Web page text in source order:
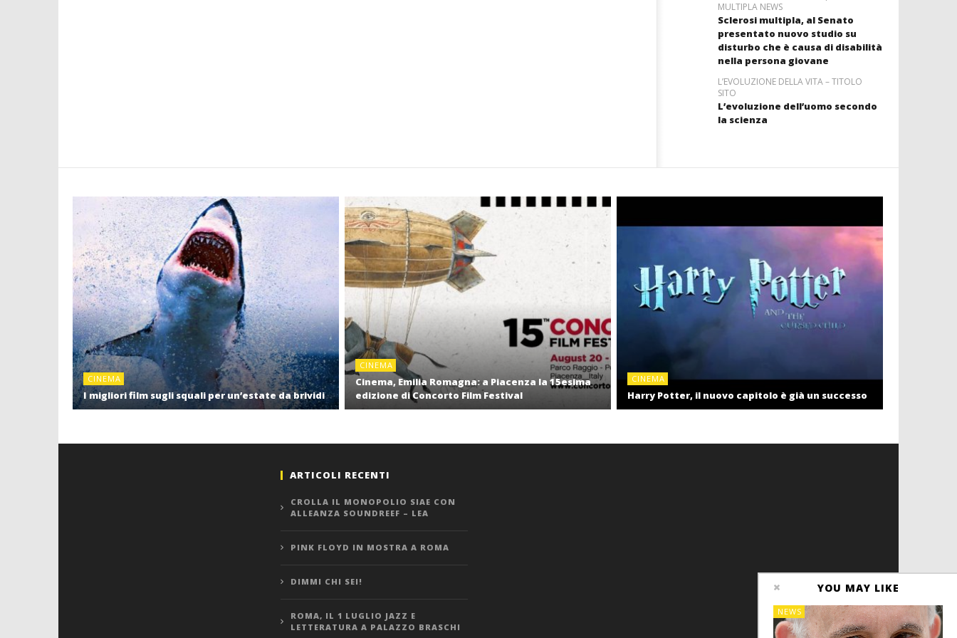
MULTIPLA NEWS
Sclerosi multipla, al Senato
presentato nuovo studio su
disturbo che è causa di disabilità
nella persona giovane
L’EVOLUZIONE DELLA VITA – TITOLO
SITO
L’evoluzione dell’uomo secondo
la scienza
YOU MAY LIKE
NEWS
CINEMA
I migliori film sugli squali per un’estate da brividi
CINEMA
Cinema, Emilia Romagna: a Piacenza la 15esima
edizione di Concorto Film Festival
CINEMA
Harry Potter, il nuovo capitolo è già un successo
ARTICOLI RECENTI
CROLLA IL MONOPOLIO SIAE CON
ALLEANZA SOUNDREEF – LEA
PINK FLOYD IN MOSTRA A ROMA
DIMMI CHI SEI!
ROMA, IL 1 LUGLIO JAZZ E
LETTERATURA A PALAZZO BRASCHI